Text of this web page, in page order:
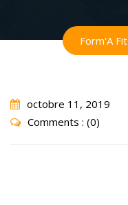
Form'A Fit
octobre 11, 2019
Comments : (0)